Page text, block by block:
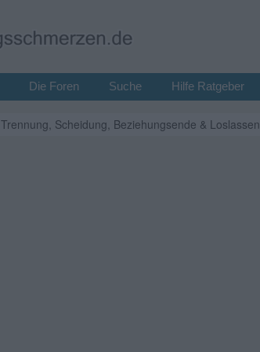
Die Foren Suche Hilfe Ratgeber
Trennung, Scheidung, Beziehungsende & Loslassen